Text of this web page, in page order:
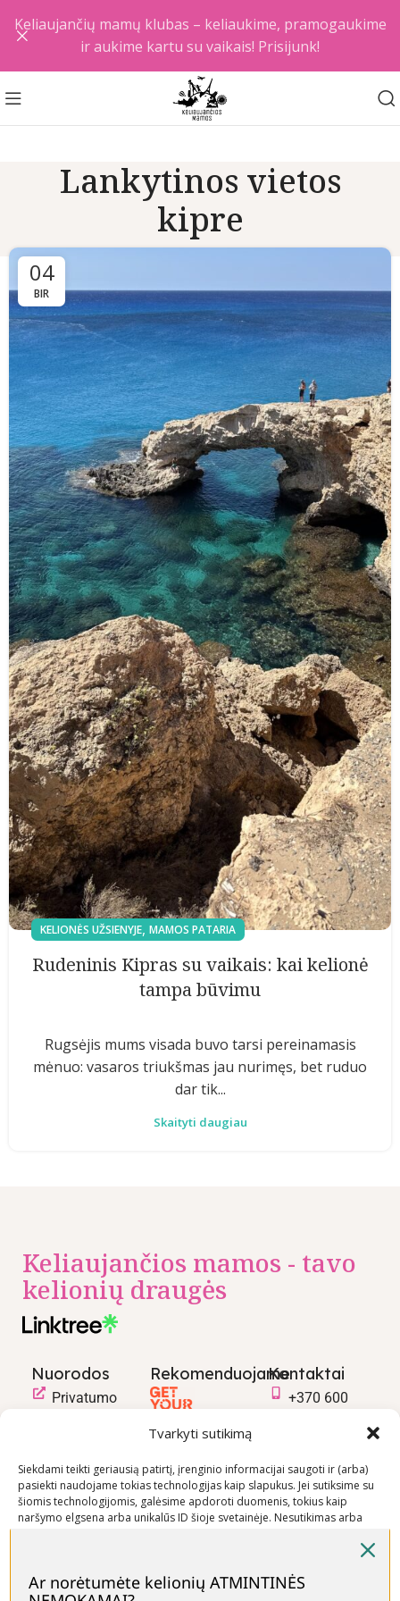
Tvarkyti sutikimą
Siekdami teikti geriausią patirtį, įrenginio informacijai saugoti ir (arba)
pasiekti naudojame tokias technologijas kaip slapukus. Jei sutiksime su
šiomis technologijomis, galėsime apdoroti duomenis, tokius kaip
naršymo elgsena arba unikalūs ID šioje svetainėje. Nesutikimas arba
Lankytinos vietos
kipre
04
BIR
KELIONĖS UŽSIENYJE, MAMOS PATARIA
Rudeninis Kipras su vaikais: kai kelionė
tampa būvimu
Rugsėjis mums visada buvo tarsi pereinamasis
mėnuo: vasaros triukšmas jau nurimęs, bet ruduo
dar tik...
Skaityti daugiau
Keliaujančios mamos - tavo
kelionių draugės
Nuorodos
Privatumo
pirkimo –
pardavimo
taisyklės
sąlygos
RekomenduojameKontaktai
+370 600
Keliaujančių mamų klubas – keliaukime, pramogaukime
ir aukime kartu su vaikais! Prisijunk!
Ar norėtumėte kelionių ATMINTINĖS